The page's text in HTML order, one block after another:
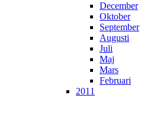
December
Oktober
September
Augusti
Juli
Maj
Mars
Februari
2011